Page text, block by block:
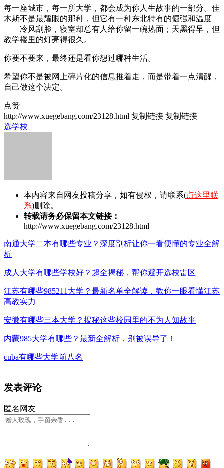
每一座城市，每一所大学，都会成为你人生故事的一部分。佳
木斯不是最耀眼的那种，但它有一种东北特有的倔强和温度
——冷风刮脸，寝室却总有人给你留一碗热面；天黑得早，但
教学楼里的灯亮得很久。
你要不要来，最终还是看你想过哪种生活。
希望你不是被网上碎片化的信息推着走，而是带着一点清醒，
自己做这个决定。
点赞
http://www.xuegebang.com/23128.html 复制链接 复制链接
选学校
本内容来自网友投稿分享，如有侵权，请联系(点这里联
系)删除。
转载请务必保留本文链接：
http://www.xuegebang.com/23128.html
南通大学二本有哪些专业？深度剖析让你一看便懂的专业全解
析
成人大学有哪些学校好？超全揭秘，帮你避开选校雷区
江苏有哪些985211大学？最新名单全解读，教你一眼看懂江苏
高教实力
安微有哪些三本大学？揭秘这些校园里的不为人知故事
内蒙985大学有哪些？最新全解析，别被误导了！
cuba有哪些大学前八名
发表评论
匿名网友